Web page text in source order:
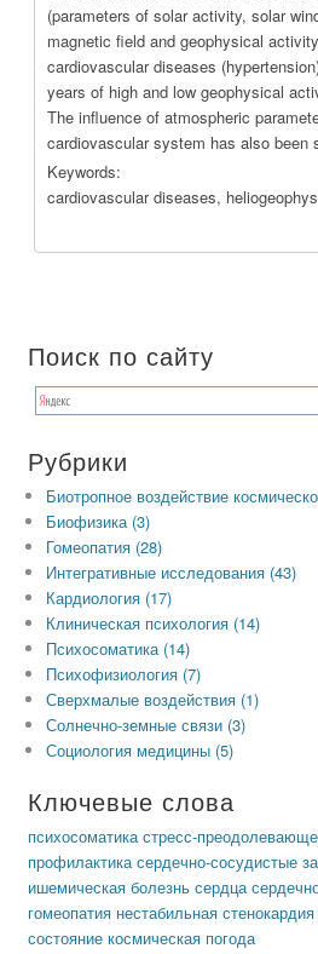
(parameters of solar activity, solar
magnetic field and geophysical
cardiovascular diseases
years of high and low geophysical
The influence of atmospheric
cardiovascular system has also been
Keywords:
cardiovascular diseases,
Поиск по сайту
Рубрики
Биотропное воздействие
Биофизика (3)
Гомеопатия (28)
Интегративные исследования (43)
Кардиология (17)
Клиническая психология (14)
Психосоматика (14)
Психофизиология (7)
Сверхмалые воздействия (1)
Солнечно-земные связи (3)
Социология медицины (5)
Ключевые слова
психосоматика стресс-
профилактика сердечно-сосудистые
ишемическая болезнь сердца
гомеопатия нестабильная стенокардия
состояние космическая погода